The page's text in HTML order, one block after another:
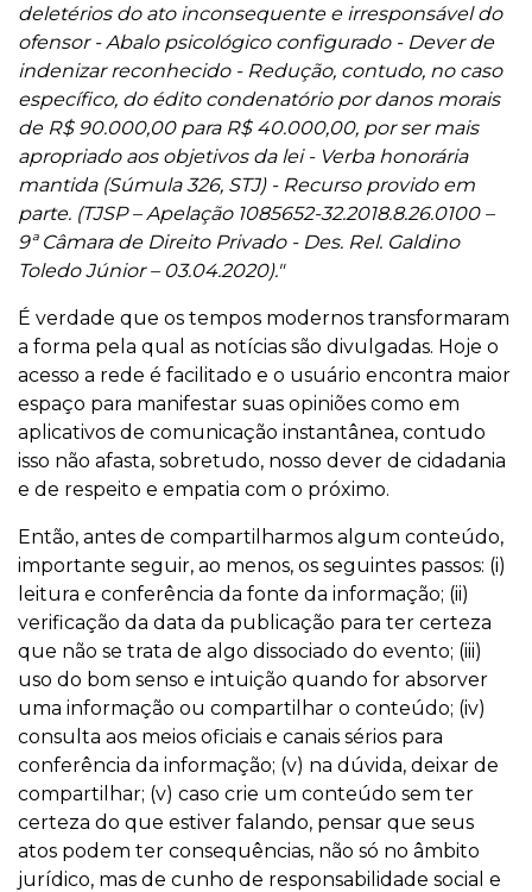
deletérios do ato inconsequente e irresponsável do
ofensor - Abalo psicológico configurado - Dever de
indenizar reconhecido - Redução, contudo, no caso
específico, do édito condenatório por danos morais
de R$ 90.000,00 para R$ 40.000,00, por ser mais
apropriado aos objetivos da lei - Verba honorária
mantida (Súmula 326, STJ) - Recurso provido em
parte. (TJSP – Apelação 1085652-32.2018.8.26.0100 –
9ª Câmara de Direito Privado - Des. Rel. Galdino
Toledo Júnior – 03.04.2020)."
É verdade que os tempos modernos transformaram
a forma pela qual as notícias são divulgadas. Hoje o
acesso a rede é facilitado e o usuário encontra maior
espaço para manifestar suas opiniões como em
aplicativos de comunicação instantânea, contudo
isso não afasta, sobretudo, nosso dever de cidadania
e de respeito e empatia com o próximo.
Então, antes de compartilharmos algum conteúdo,
importante seguir, ao menos, os seguintes passos: (i)
leitura e conferência da fonte da informação; (ii)
verificação da data da publicação para ter certeza
que não se trata de algo dissociado do evento; (iii)
uso do bom senso e intuição quando for absorver
uma informação ou compartilhar o conteúdo; (iv)
consulta aos meios oficiais e canais sérios para
conferência da informação; (v) na dúvida, deixar de
compartilhar; (v) caso crie um conteúdo sem ter
certeza do que estiver falando, pensar que seus
atos podem ter consequências, não só no âmbito
jurídico, mas de cunho de responsabilidade social e